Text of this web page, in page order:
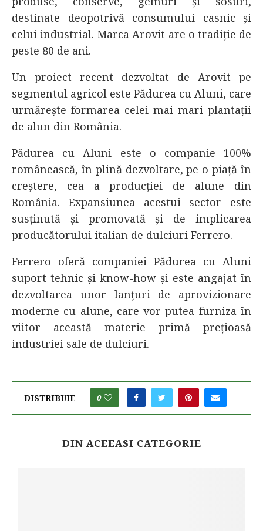
destinate deopotrivă consumului casnic și
celui industrial. Marca Arovit are o tradiție de
peste 80 de ani.
Un proiect recent dezvoltat de Arovit pe
segmentul agricol este Pădurea cu Aluni, care
urmărește formarea celei mai mari plantații
de alun din România.
Pădurea cu Aluni este o companie 100%
românească, în plină dezvoltare, pe o piață în
creștere, cea a producției de alune din
România. Expansiunea acestui sector este
susținută și promovată și de implicarea
producătorului italian de dulciuri Ferrero.
Ferrero oferă companiei Pădurea cu Aluni
suport tehnic și know-how și este angajat în
dezvoltarea unor lanțuri de aprovizionare
moderne cu alune, care vor putea furniza în
viitor această materie primă prețioasă
industriei sale de dulciuri.
DISTRIBUIE 0
DIN ACEEASI CATEGORIE